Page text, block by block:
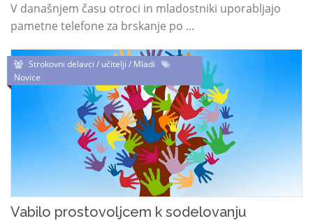
V današnjem času otroci in mladostniki uporabljajo
pametne telefone za brskanje po ...
Strokovni delavci / učitelji / Mladi
Novice
Vabilo prostovoljcem k sodelovanju